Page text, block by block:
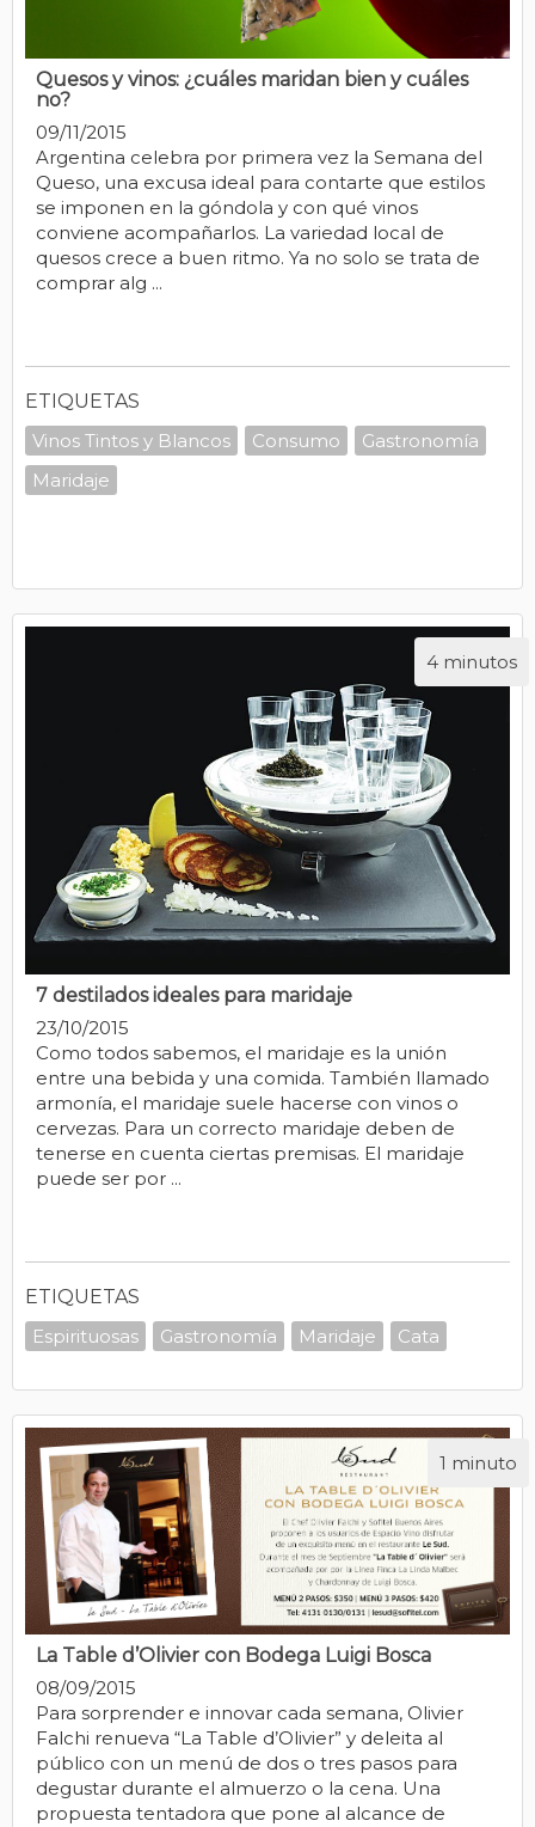
Quesos y vinos: ¿cuáles maridan bien y cuáles
no?
09/11/2015
Argentina celebra por primera vez la Semana del
Queso, una excusa ideal para contarte que estilos
se imponen en la góndola y con qué vinos
conviene acompañarlos. La variedad local de
quesos crece a buen ritmo. Ya no solo se trata de
comprar alg ...
ETIQUETAS
Vinos Tintos y Blancos
Consumo
Gastronomía
Maridaje
4 minutos
7 destilados ideales para maridaje
23/10/2015
Como todos sabemos, el maridaje es la unión
entre una bebida y una comida. También llamado
armonía, el maridaje suele hacerse con vinos o
cervezas. Para un correcto maridaje deben de
tenerse en cuenta ciertas premisas. El maridaje
puede ser por ...
ETIQUETAS
Espirituosas
Gastronomía Maridaje Cata
1 minuto
La Table d’Olivier con Bodega Luigi Bosca
08/09/2015
Para sorprender e innovar cada semana, Olivier
Falchi renueva “La Table d’Olivier” y deleita al
público con un menú de dos o tres pasos para
degustar durante el almuerzo o la cena. Una
propuesta tentadora que pone al alcance de